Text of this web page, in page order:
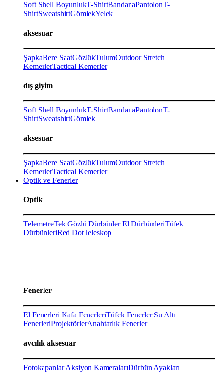
Soft Shell BoyunlukT-ShirtBandanaPantolonT-
ShirtSweatshirtGömlekYelek
aksesuar
ŞapkaBere SaatGözlükTulumOutdoor Stretch
KemerlerTactical Kemerler
dış giyim
Soft Shell BoyunlukT-ShirtBandanaPantolonT-
ShirtSweatshirtGömlek
aksesuar
ŞapkaBere SaatGözlükTulumOutdoor Stretch
KemerlerTactical Kemerler
Optik ve Fenerler
Optik
TelemetreTek Gözlü Dürbünler El DürbünleriTüfek
DürbünleriRed DotTeleskop
Fenerler
El Fenerleri Kafa FenerleriTüfek FenerleriSu Altı
FenerleriProjektörlerAnahtarlık Fenerler
avcılık aksesuar
Fotokapanlar Aksiyon KameralarıDürbün Ayakları